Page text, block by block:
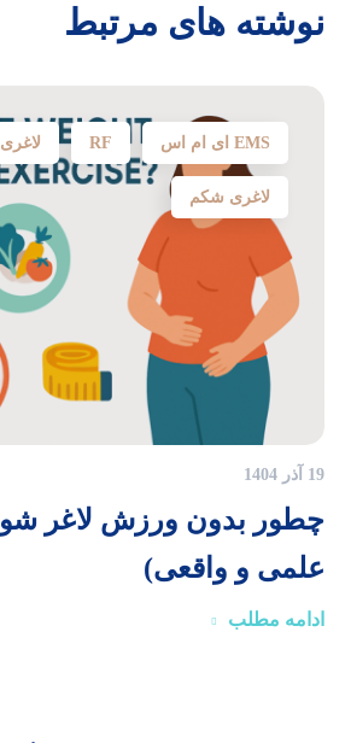
نوشته های مرتبط
EMS ای ام اس RF لاغری
لاغری شکم
19 آذر 1404
علمی و واقعی)
ادامه مطلب